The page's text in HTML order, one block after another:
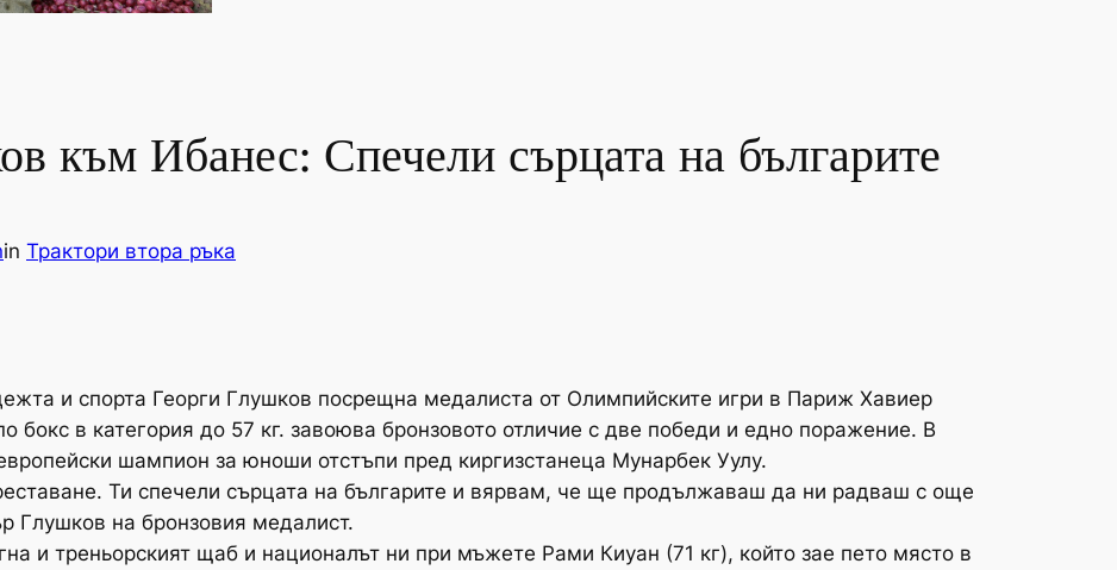
към Ибанес: Спечели сърцата на българите
in Трактори втора ръка
и спорта Георги Глушков посрещна медалиста от Олимпийските игри в Париж Хавиер
бокс в категория до 57 кг. завоюва бронзовото отличие с две победи и едно поражение. В
шампион за юноши отстъпи пред киргизстанеца Мунарбек Уулу.
Ти спечели сърцата на българите и вярвам, че ще продължаваш да ни радваш с още
Глушков на бронзовия медалист.
и треньорският щаб и националът ни при мъжете Рами Киуан (71 кг), който зае пето място в